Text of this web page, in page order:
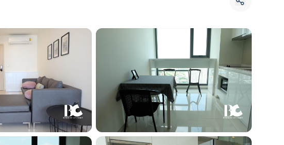
รายการที่ 3
เลือกยูนิตเพื่อเปรียบเทียบ
เลือกได้สูงสุด 3 รายการ
ลบทั้งหมด